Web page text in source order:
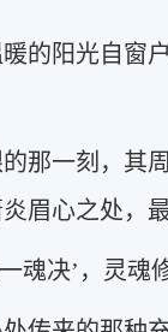
的阳光自窗
那一刻，其
眉心之处，
一魂决’，灵